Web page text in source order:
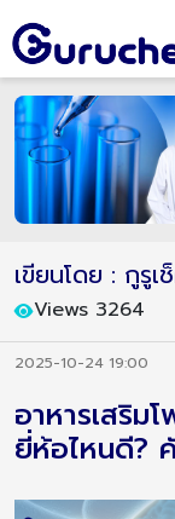
เขียนโดย : กูรูเ
Views 3264
2025-10-24 19:00
อาหารเสริม
ยี่ห้อไหนดี?